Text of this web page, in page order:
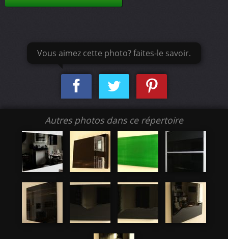
Vous aimez cette photo? faites-le savoir.
Autres photos dans ce répertoire